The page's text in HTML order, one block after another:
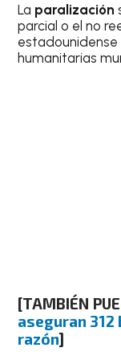
La paralización
parcial o el no
estadounidense
humanitarias
[TAMBIÉN
aseguran 312
razón]